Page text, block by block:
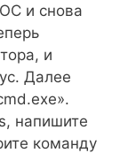
и снова
и
Далее
напишите
команду